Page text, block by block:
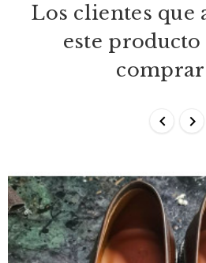
Los clientes
este
 